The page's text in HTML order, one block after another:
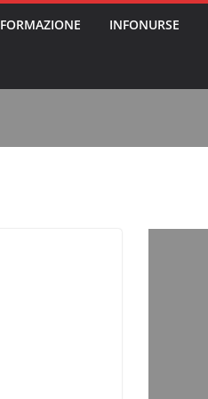
FORMAZIONE INFONURSE